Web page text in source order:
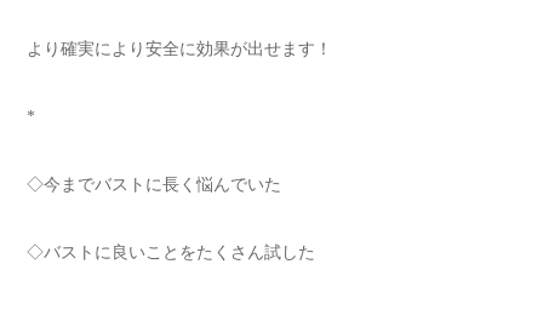
より確実により安全に効果が出せます！
*
◇今までバストに長く悩んでいた
◇バストに良いことをたくさん試した